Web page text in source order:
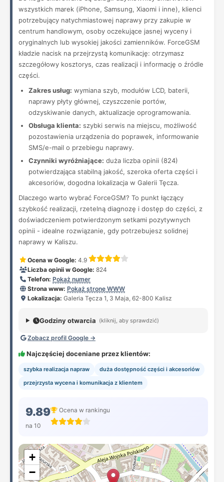
wszystkich marek (iPhone, Samsung, Xiaomi i inne), klienci
potrzebujący natychmiastowej naprawy przy zakupie w
centrum handlowym, osoby oczekujące jasnej wyceny i
oryginalnych lub wysokiej jakości zamienników. ForceGSM
kładzie nacisk na przejrzystą komunikację: otrzymasz
szczegółowy kosztorys, czas realizacji i informację o źródle
części.
Zakres usług: wymiana szyb, modułów LCD, baterii,
naprawy płyty głównej, czyszczenie portów,
odzyskiwanie danych, aktualizacje oprogramowania.
Obsługa klienta: szybki serwis na miejscu, możliwość
pozostawienia urządzenia do poprawek, informowanie
SMS/e-mail o przebiegu naprawy.
Czynniki wyróżniające: duża liczba opinii (824)
potwierdzająca stabilną jakość, szeroka oferta części i
akcesoriów, dogodna lokalizacja w Galerii Tęcza.
Dlaczego warto wybrać ForceGSM? To punkt łączący
szybkość realizacji, rzetelną diagnozę i dostęp do części, z
doświadczeniem potwierdzonym setkami pozytywnych
opinii - idealne rozwiązanie, gdy potrzebujesz solidnej
naprawy w Kaliszu.
Ocena w Google: 4.9
Liczba opinii w Google: 824
Telefon: Pokaż numer
Strona www: Pokaż stronę WWW
Lokalizacja: Galeria Tęcza 1, 3 Maja, 62-800 Kalisz
Godziny otwarcia (kliknij, aby sprawdzić)
Zobacz profil Google →
Najczęściej doceniane przez klientów:
szybka realizacja napraw
duża dostępność części i akcesoriów
przejrzysta wycena i komunikacja z klientem
9.89
na 10
Ocena w rankingu
+
−